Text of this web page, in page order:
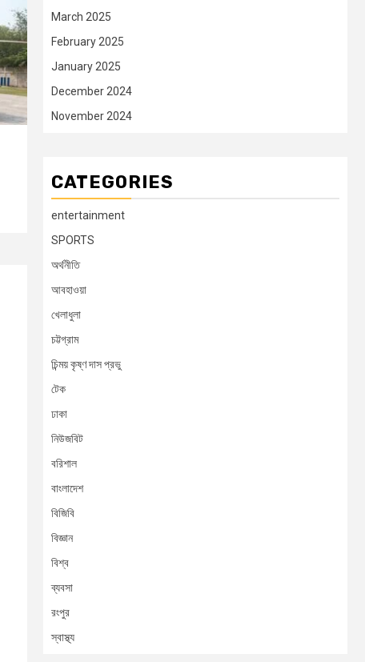
March 2025
February 2025
January 2025
December 2024
November 2024
CATEGORIES
entertainment
SPORTS
অর্থনীতি
আবহাওয়া
খেলাধুলা
চট্টগ্রাম
চিন্ময় কৃষ্ণ দাস প্রভু
টেক
ঢাকা
নিউজবিট
বরিশাল
বাংলাদেশ
বিজিবি
বিজ্ঞান
বিশ্ব
ব্যবসা
রংপুর
স্বাস্থ্য